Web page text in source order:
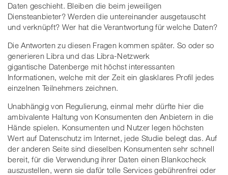
Daten geschieht. Bleiben die beim jeweiligen
Diensteanbieter? Werden die untereinander ausgetauscht
und verknüpft? Wer hat die Verantwortung für welche Daten?
Die Antworten zu diesen Fragen kommen später. So oder so
generieren Libra und das Libra-Netzwerk
gigantische Datenberge mit höchst interessanten
Informationen, welche mit der Zeit ein glasklares Profil jedes
einzelnen Teilnehmers zeichnen.
Unabhängig von Regulierung, einmal mehr dürfte hier die
ambivalente Haltung von Konsumenten den Anbietern in die
Hände spielen. Konsumenten und Nutzer legen höchsten
Wert auf Datenschutz im Internet, jede Studie belegt das. Auf
der anderen Seite sind dieselben Konsumenten sehr schnell
bereit, für die Verwendung ihrer Daten einen Blankocheck
auszustellen, wenn sie dafür tolle Services gebührenfrei oder